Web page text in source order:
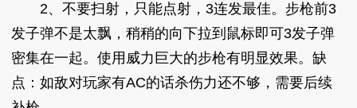
2、不要扫射，只能点射，3连发最佳。步枪前3
发子弹不是太飘，稍稍的向下拉到鼠标即可3发子弹
密集在一起。使用威力巨大的步枪有明显效果。缺
点：如敌对玩家有AC的话杀伤力还不够，需要后续